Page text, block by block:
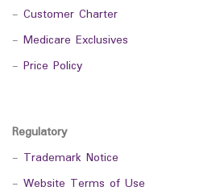
- Customer Charter
- Medicare Exclusives
- Price Policy
Regulatory
- Trademark Notice
- Website Terms of Use